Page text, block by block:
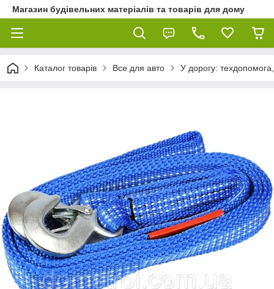
Магазин будівельних матеріалів та товарів для дому
Каталог товарів Все для авто У дорогу: